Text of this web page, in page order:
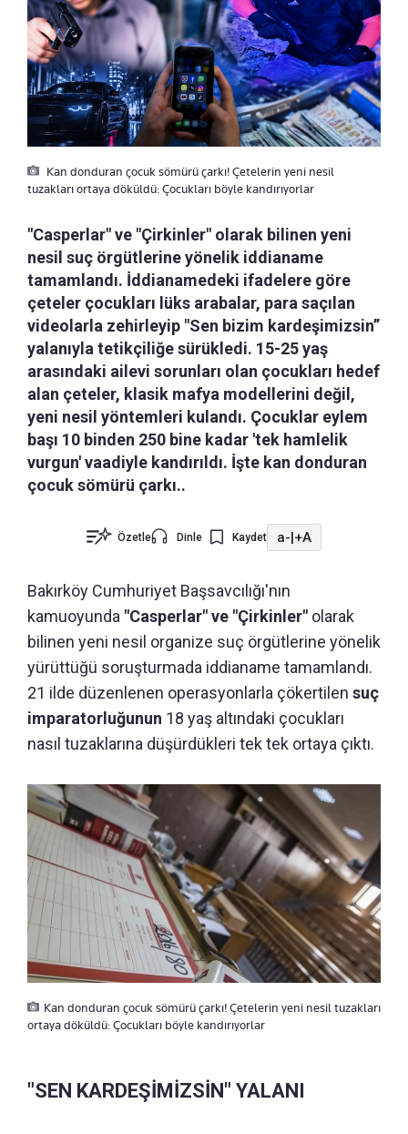
Kan donduran çocuk sömürü çarkı! Çetelerin yeni nesil
tuzakları ortaya döküldü: Çocukları böyle kandırıyorlar
"Casperlar" ve "Çirkinler" olarak bilinen yeni
nesil suç örgütlerine yönelik iddianame
tamamlandı. İddianamedeki ifadelere göre
çeteler çocukları lüks arabalar, para saçılan
videolarla zehirleyip "Sen bizim kardeşimizsin”
yalanıyla tetikçiliğe sürükledi. 15-25 yaş
arasındaki ailevi sorunları olan çocukları hedef
alan çeteler, klasik mafya modellerini değil,
yeni nesil yöntemleri kulandı. Çocuklar eylem
başı 10 binden 250 bine kadar 'tek hamlelik
vurgun' vaadiyle kandırıldı. İşte kan donduran
çocuk sömürü çarkı..
Özetle Dinle Kaydet a-|+A
Bakırköy Cumhuriyet Başsavcılığı'nın
kamuoyunda "Casperlar" ve "Çirkinler" olarak
bilinen yeni nesil organize suç örgütlerine yönelik
yürüttüğü soruşturmada iddianame tamamlandı.
21 ilde düzenlenen operasyonlarla çökertilen suç
imparatorluğunun 18 yaş altındaki çocukları
nasıl tuzaklarına düşürdükleri tek tek ortaya çıktı.
Kan donduran çocuk sömürü çarkı! Çetelerin yeni nesil tuzakları
ortaya döküldü: Çocukları böyle kandırıyorlar
"SEN KARDEŞİMİZSİN" YALANI